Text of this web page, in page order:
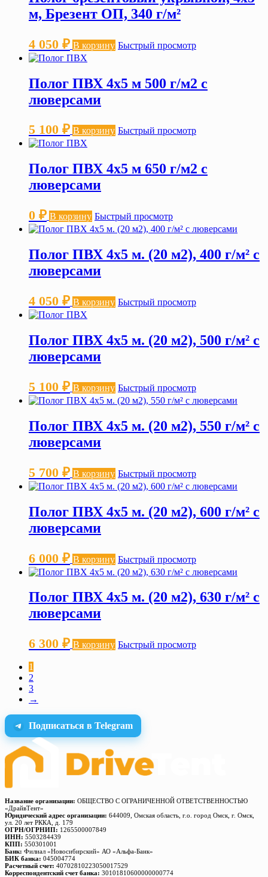
м, Брезент ОП, 340 г/м²
4 050 ₽ В корзину Быстрый просмотр
Полог ПВХ 4х5 м 500 г/м2 с
люверсами
5 100 ₽ В корзину Быстрый просмотр
Полог ПВХ 4х5 м 650 г/м2 с
люверсами
0 ₽ В корзину Быстрый просмотр
Полог ПВХ 4х5 м. (20 м2), 400 г/м² с
люверсами
4 050 ₽ В корзину Быстрый просмотр
Полог ПВХ 4х5 м. (20 м2), 500 г/м² с
люверсами
5 100 ₽ В корзину Быстрый просмотр
Полог ПВХ 4х5 м. (20 м2), 550 г/м² с
люверсами
5 700 ₽ В корзину Быстрый просмотр
Полог ПВХ 4х5 м. (20 м2), 600 г/м² с
люверсами
6 000 ₽ В корзину Быстрый просмотр
Полог ПВХ 4х5 м. (20 м2), 630 г/м² с
люверсами
6 300 ₽ В корзину Быстрый просмотр
1
2
3
→
Подписаться в Telegram
Название организации: ОБЩЕСТВО С ОГРАНИЧЕННОЙ ОТВЕТСТВЕННОСТЬЮ
«ДрайвТент»
Юридический адрес организации: 644009, Омская область, г.о. город Омск, г. Омск,
ул. 20 лет РККА, д. 179
ОГРН/ОГРНИП: 1265500007849
ИНН: 5503284439
КПП: 550301001
Банк: Филиал «Новосибирский» АО «Альфа-Банк»
БИК банка: 045004774
Расчетный счет: 40702810223050017529
Корреспондентский счет банка: 30101810600000000774